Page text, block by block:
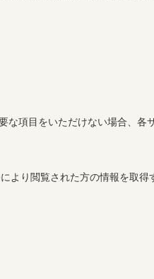
ください。
項目をいただけない場合、各
り閲覧された方の情報を取得